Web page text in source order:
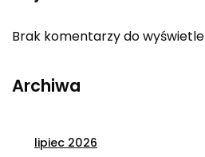
Brak komentarzy do
Archiwa
lipiec 2026